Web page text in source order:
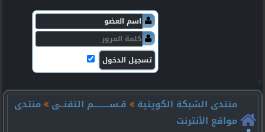
منتدى الشبكة الكويتية
قـســـــــــم التقنــى
منتدى
مواقع الأنترنت